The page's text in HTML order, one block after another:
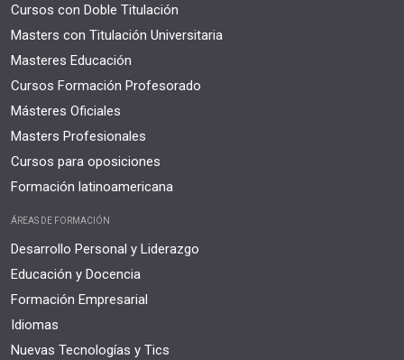
Cursos con Doble Titulación
Masters con Titulación Universitaria
Masteres Educación
Cursos Formación Profesorado
Másteres Oficiales
Masters Profesionales
Cursos para oposiciones
Formación latinoamericana
ÁREAS DE FORMACIÓN
Desarrollo Personal y Liderazgo
Educación y Docencia
Formación Empresarial
Idiomas
Nuevas Tecnologías y Tics